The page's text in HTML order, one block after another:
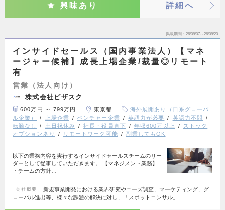
興味あり 詳細へ
掲載期間 26/08/07～26/08/20
インサイドセールス（国内事業法人）【マネ
ージャー候補】成長上場企業/裁量◎リモート
有
営業（法人向け）
株式会社ビザスク
600万円 ～ 799万円 東京都
海外展開あり（日系グローバ
ル企業）
上場企業 ベンチャー企業 英語力が必要
英語力不問
転勤なし
土日祝休み 社長・役員直下 年収600万以上
ストック
オプションあり
リモートワーク可能 副業してもOK
以下の業務内容を実行するインサイドセールスチームのリー
ダーとして従事していただきます。 【マネジメント業務】
・チームの方針…
会社概要
新規事業開発における業界研究やニーズ調査、マーケティング、グ
ローバル進出等、様々な課題の解決に対し、「スポットコンサル」…